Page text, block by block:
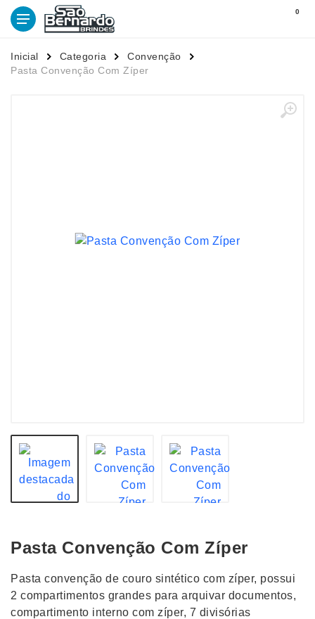
0
Inicial Categoria
Convenção
Pasta Convenção Com Zíper
Pasta Convenção Com Zíper
Pasta convenção de couro sintético com zíper, possui
2 compartimentos grandes para arquivar documentos,
compartimento interno com zíper, 7 divisórias